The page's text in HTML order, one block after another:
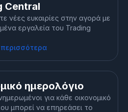
Central
νέες ευκαιρίες στην αγορά με
εργαλεία του Trading
ημερολόγιο
για κάθε οικονομικό
μπορεί να επηρεάσει το